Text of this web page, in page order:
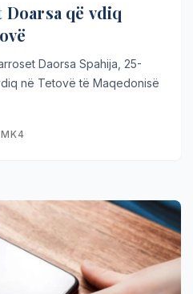
që vdiq
Daorsa Spahija, 25-
në Tetovë të Maqedonisë